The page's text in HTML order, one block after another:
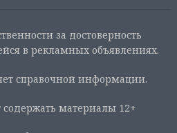
за достоверность
в рекламных объявлениях.
справочной информации.
материалы 12+